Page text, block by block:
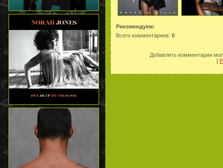
Рекомендуем:
Всего комментариев: 0
Добавлять комментарии
[